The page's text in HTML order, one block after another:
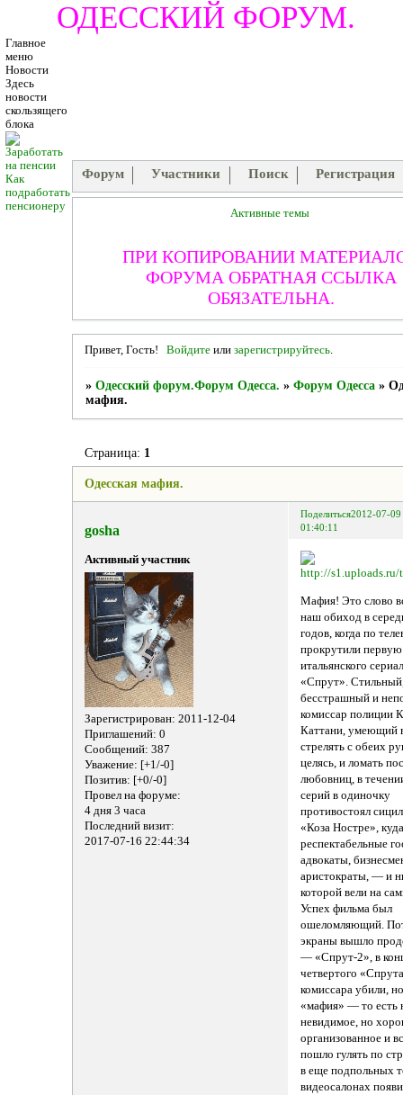
ОДЕССКИЙ ФОРУМ.
Главное
меню
Новости
Здесь
новости
скользящего
блока
Как
подработать
пенсионеру
Форум Участники Поиск Регистрация
Активные темы
ПРИ КОПИРОВАНИИ
ФОРУМА ОБРАТНАЯ ССЫЛКА
ОБЯЗАТЕЛЬНА.
Привет, Гость! Войдитеили зарегистрируйтесь.
» Одесский форум.Форум Одесса. » Форум Одесса »
мафия.
Одесская мафия.
Страница: 1
Поделиться2012-07-09
01:40:11
gosha
Активный участник
Зарегистрирован: 2011-12-04
Приглашений: 0
Сообщений: 387
Уважение: [+1/-0]
Позитив: [+0/-0]
Провел на форуме:
4 дня 3 часа
Последний визит:
2017-07-16 22:44:34
Мафия! Это слово
наш обиход в
годов, когда по
прокрутили первую
итальянского
«Спрут».
бесстрашный и
комиссар полиции
Каттани, умеющий
стрелять с обеих
целясь, и ломать
любовниц, в
серий в одиночку
противостоял
«Коза Ностре»,
респектабельные
адвокаты,
аристократы, — и
которой вели на
Успех фильма был
ошеломляющий.
экраны вышло
— «Спрут-2», в
четвертого
комиссара убили,
«мафия» — то есть
невидимое, но
организованное и
пошло гулять по
в еще подпольных
видеосалонах